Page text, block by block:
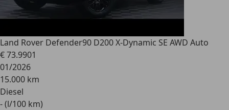
Land Rover Defender90 D200 X-Dynamic SE AWD Auto
€ 73.9901
01/2026
15.000 km
Diesel
- (l/100 km)